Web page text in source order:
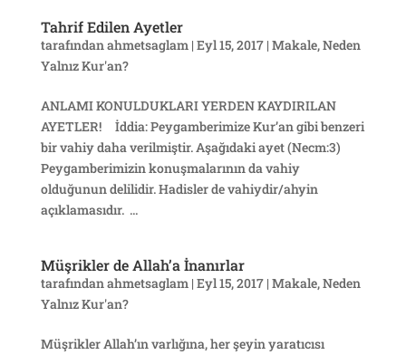
Tahrif Edilen Ayetler
tarafındanahmetsaglam| Eyl 15, 2017| Makale,Neden
Yalnız Kur'an?
ANLAMI KONULDUKLARI YERDEN KAYDIRILAN
AYETLER! İddia: Peygamberimize Kur’an gibi benzeri
bir vahiy daha verilmiştir. Aşağıdaki ayet (Necm:3)
Peygamberimizin konuşmalarının da vahiy
olduğunun delilidir. Hadisler de vahiydir/ahyin
açıklamasıdır. ...
Müşrikler de Allah’a İnanırlar
tarafındanahmetsaglam| Eyl 15, 2017| Makale,Neden
Yalnız Kur'an?
Müşrikler Allah’ın varlığına, her şeyin yaratıcısı